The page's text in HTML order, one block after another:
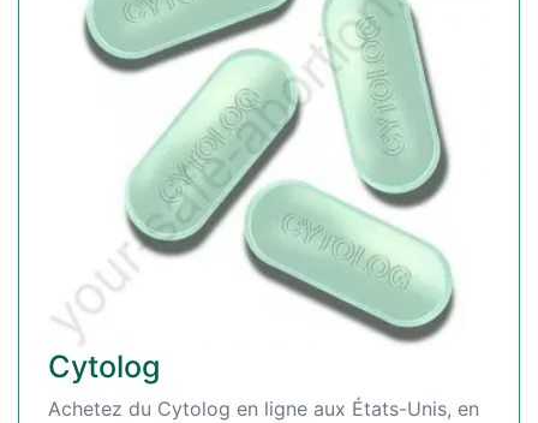
Cytolog
Achetez du Cytolog en ligne aux États-Unis, en